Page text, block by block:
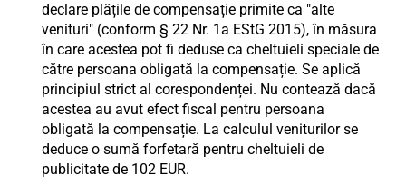
declare plățile de compensație primite ca "alte
venituri" (conform § 22 Nr. 1a EStG 2015), în măsura
în care acestea pot fi deduse ca cheltuieli speciale de
către persoana obligată la compensație. Se aplică
principiul strict al corespondenței. Nu contează dacă
acestea au avut efect fiscal pentru persoana
obligată la compensație. La calculul veniturilor se
deduce o sumă forfetară pentru cheltuieli de
publicitate de 102 EUR.